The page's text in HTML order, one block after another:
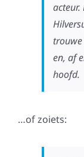
en, af
hoofd.
…of zoiets: